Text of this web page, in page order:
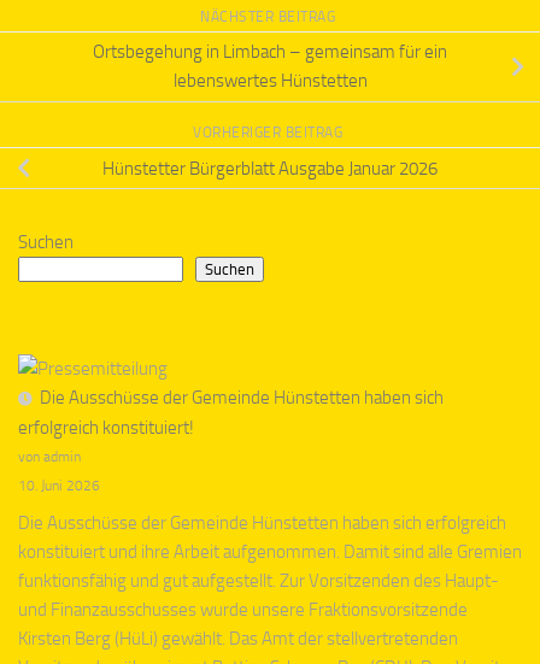
NÄCHSTER BEITRAG
Ortsbegehung in Limbach – gemeinsam für ein
lebenswertes Hünstetten
VORHERIGER BEITRAG
Hünstetter Bürgerblatt Ausgabe Januar 2026
Suchen
Suchen
Die Ausschüsse der Gemeinde Hünstetten haben sich
erfolgreich konstituiert!
von admin
10. Juni 2026
Die Ausschüsse der Gemeinde Hünstetten haben sich erfolgreich
konstituiert und ihre Arbeit aufgenommen. Damit sind alle Gremien
funktionsfähig und gut aufgestellt. Zur Vorsitzenden des Haupt-
und Finanzausschusses wurde unsere Fraktionsvorsitzende
Kirsten Berg (HüLi) gewählt. Das Amt der stellvertretenden